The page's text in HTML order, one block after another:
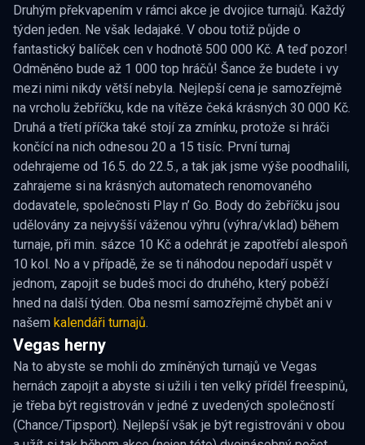
Druhým překvapením v rámci akce je dvojice turnajů. Každý
týden jeden. Ne však ledajaké. V obou totiž půjde o
fantastický balíček cen v hodnotě 500 000 Kč. A teď pozor!
Odměněno bude až 1 000 top hráčů! Šance že budete i vy
mezi nimi nikdy větší nebyla. Nejlepší cena je samozřejmě
na vrcholu žebříčku, kde na vítěze čeká krásných 30 000 Kč.
Druhá a třetí příčka také stojí za zmínku, protože si hráči
končící na nich odnesou 20 a 15 tisíc. První turnaj
odehrajeme od 16.5. do 22.5., a tak jak jsme výše poodhalili,
zahrajeme si na krásných automatech renomovaného
dodavatele, společnosti Play n’ Go. Body do žebříčku jsou
udělovány za nejvyšší váženou výhru (výhra/vklad) během
turnaje, při min. sázce 10 Kč a odehrát je zapotřebí alespoň
10 kol. No a v případě, že se ti náhodou nepodaří uspět v
jednom, zapojit se budeš moci do druhého, který poběží
hned na další týden. Oba nesmí samozřejmě chybět ani v
našem kalendáři turnajů.
Vegas herny
Na to abyste se mohli do zmíněných turnajů ve Vegas
hernách zapojit a abyste si užili i ten velký příděl freespinů,
je třeba být registrován v jedné z uvedených společností
(Chance/Tipsport). Nejlepší však je být registrováni v obou